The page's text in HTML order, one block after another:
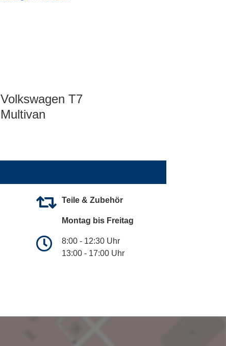
Volkswagen T7
Multivan
Teile & Zubehör
Montag bis Freitag
8:00 - 12:30 Uhr
13:00 - 17:00 Uhr